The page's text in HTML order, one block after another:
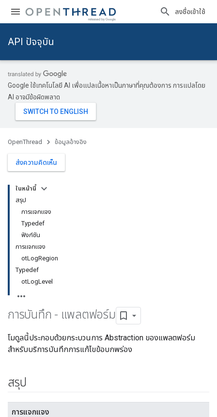
ลงชื่อเข้าใช้
API ปัจจุบัน
Google ใช้เทคโนโลยี AI เพื่อแปลเนื้อหาเป็นภาษาที่คุณต้องการ การแปลโดย
AI อาจมีข้อผิดพลาด
OpenThread ข้อมูลอ้างอิง
ส่งความคิดเห็น
ในหน้านี้
สรุป
การแจกแจง
Typedef
ฟังก์ชัน
การแจกแจง
otLogRegion
Typedef
otLogLevel
การบันทึก - แพลตฟอร์ม
โมดูลนี้ประกอบด้วยกระบวนการ Abstraction ของแพลตฟอร์ม
สำหรับบริการบันทึกการแก้ไขข้อบกพร่อง
สรุป
การแจกแจง